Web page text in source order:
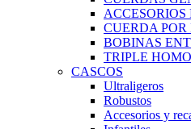
CUERDA POR
BOBINAS
TRIPLE
CASCOS
Ultraligeros
Robustos
Accesorios y